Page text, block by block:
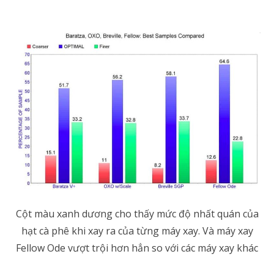
Cột màu xanh dương cho thấy mức độ nhất quán của
hạt cà phê khi xay ra của từng máy xay. Và máy xay
Fellow Ode vượt trội hơn hẳn so với các máy xay khác